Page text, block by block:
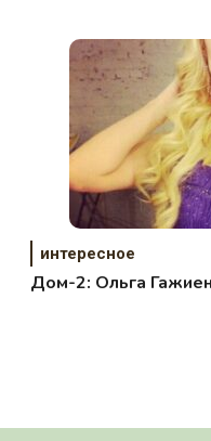
интересное
Дом-2: Ольга